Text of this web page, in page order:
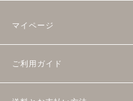
マイページ
ご利用ガイド